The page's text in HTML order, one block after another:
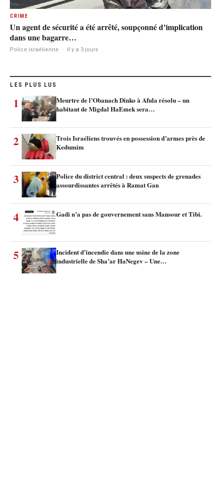
CRIME
Un agent de sécurité a été arrêté, soupçonné d’implication
dans une bagarre…
Police israélienne · Il y a 3 jours
LES PLUS LUS
1
Meurtre de l’Obanach Dinko à Afula résolu – un
habitant de Migdal HaEmek sera…
2
Trois Israéliens trouvés en possession d’armes près de
Kedumim
3
Police du district central : deux suspects de grenades
assourdissantes arrêtés à Ramat Gan
4 Gadi n’a pas de gouvernement sans Mansour et Tibi.
5
Incident d’incendie dans une usine de la zone
industrielle de Sha’ar HaNegev – Une…